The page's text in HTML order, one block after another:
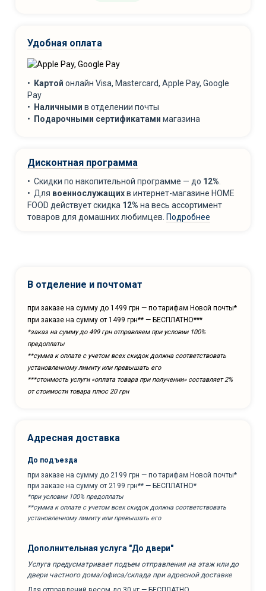
Удобная оплата
• Картой онлайн Visa, Mastercard, Apple Pay, Google
Pay
• Наличными в отделении почты
• Подарочными сертификатами магазина
Дисконтная программа
• Скидки по накопительной программе — до 12%
• Для военнослужащихв интернет-магазине HOME
FOOD действует скидка 12% на весь ассортимент
товаров для домашних любимцев. Подробнее
В отделение и почтомат
при заказе на сумму до 1499 грн — по тарифам Новой почты*
при заказе на сумму от 1499 грн** — БЕСПЛАТНО***
*заказ на сумму до 499 грн отправляем при условии 100%
предоплаты
**сумма к оплате с учетом всех скидок должна соответствовать
установленному лимиту или превышать его
***cтоимость услуги «оплата товара при получении» составляет 2%
от стоимости товара плюс 20 грн
Адресная доставка
До подъезда
при заказе на сумму до 2199 грн — по тарифам Новой почты*
при заказе на сумму от 2199 грн** — БЕСПЛАТНО*
*при условии 100% предоплаты
**сумма к оплате с учетом всех скидок должна соответствовать
установленному лимиту или превышать его
Дополнительная услуга "До двери"
Услуга предусматривает подъем отправления на этаж или до
двери частного дома/офиса/склада при адресной доставке